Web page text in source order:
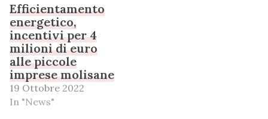
Efficientamento
energetico,
incentivi per 4
milioni di euro
alle piccole
imprese molisane
19 Ottobre 2022
In "News"